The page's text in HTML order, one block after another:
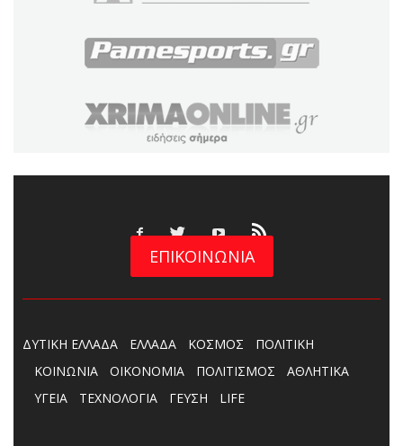
ΕΠΙΚΟΙΝΩΝΙΑ
ΔΥΤΙΚΗ ΕΛΛΑΔΑ ΕΛΛΑΔΑ ΚΟΣΜΟΣ
ΠΟΛΙΤΙΚΗ
ΚΟΙΝΩΝΙΑ
ΟΙΚΟΝΟΜΙΑ ΠΟΛΙΤΙΣΜΟΣ
ΑΘΛΗΤΙΚΑ
ΥΓΕΙΑ
ΤΕΧΝΟΛΟΓΙΑ ΓΕΥΣΗ LIFE